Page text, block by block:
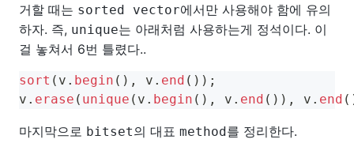
거할 때는 sorted vector에서만 사용해야 함에 유의
하자. 즉, unique는 아래처럼 사용하는게 정석이다. 이
걸 놓쳐서 6번 틀렸다..
sort ( v . begin ( ) , v . end ( ) ) ;
v . erase ( unique ( v . begin ( ) , v . end ( ) ) , v . end (
마지막으로 bitset의 대표 method를 정리한다.